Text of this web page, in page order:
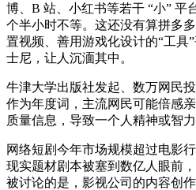
博、B 站、小红书等若干 “小” 平
个半小时不等。这还没有算拼多
置视频、善用游戏化设计的“工具
士尼，让人沉湎其中。
牛津大学出版社发起、数万网民投
作为年度词，主流网民可能倍感
质量信息，导致一个人精神或智力
网络短剧今年市场规模超过电影
现实题材剧本被塞到数亿人眼前
被讨论的是，影视公司的内容创